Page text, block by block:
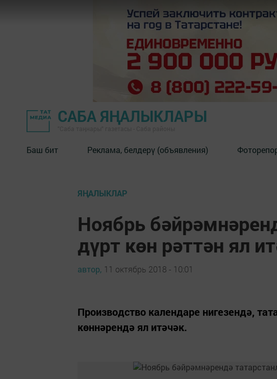
САБА ЯҢАЛЫКЛАРЫ
Баш бит Реклама, белдерү (объявления)
ЯҢАЛЫКЛАР
Ноябрь
дүрт көн рәттән ял
автор, 11 октябрь 2018 - 10:01
Производство календаре нигезендә,
көннәрендә ял итәчәк.